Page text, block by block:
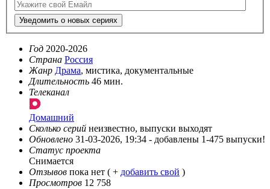
Уведомить о новых сериях
Год 2020-2026
Страна Россия
Жанр Драма, мистика, документальные
Длительность 46 мин.
Телеканал
Домашний
Сколько серий неизвестно, выпуски выходят
Обновлено 31-03-2026, 19:34 - добавлены 1-475 выпуски!
Статус проекта
Снимается
Отзывов пока нет ( + добавить свой )
Просмотров 12 758